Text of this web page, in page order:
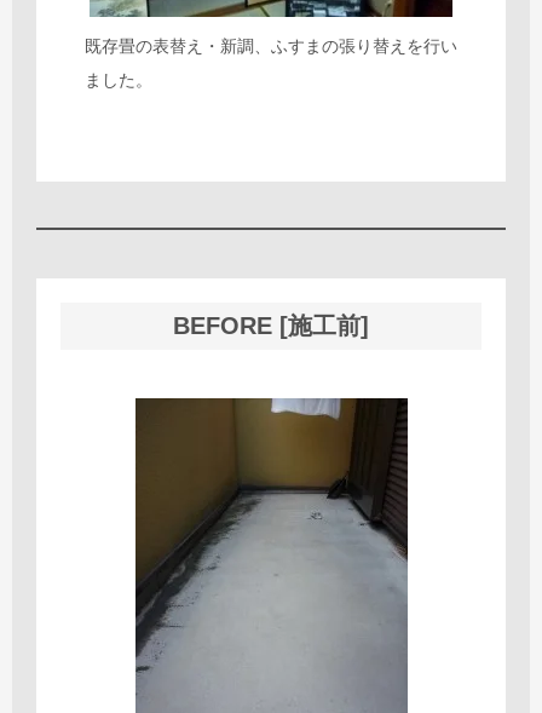
既存畳の表替え・新調、ふすまの張り替えを行い
ました。
BEFORE [施工前]